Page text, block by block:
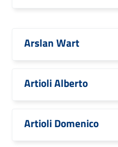
Arslan Wart
Artioli Alberto
Artioli Domenico